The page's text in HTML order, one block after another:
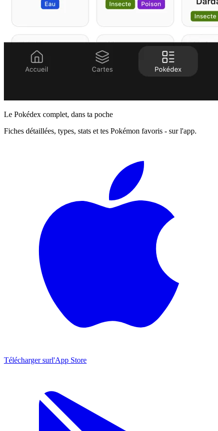
Le Pokédex complet, dans ta poche
Fiches détaillées, types, stats et tes Pokémon favoris - sur l'app.
Télécharger surl'App Store